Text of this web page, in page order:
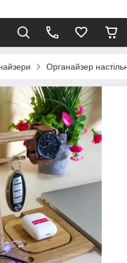
Органайзер